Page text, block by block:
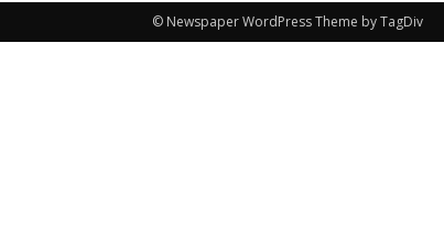
© Newspaper WordPress Theme by TagDiv